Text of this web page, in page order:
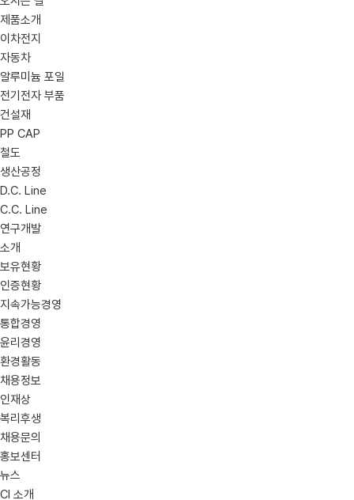
제품소개
이차전지
자동차
알루미늄 포일
전기전자 부품
건설재
PP CAP
철도
생산공정
D.C. Line
C.C. Line
연구개발
소개
보유현황
인증현황
지속가능경영
통합경영
윤리경영
환경활동
채용정보
인재상
복리후생
채용문의
홍보센터
뉴스
CI 소개